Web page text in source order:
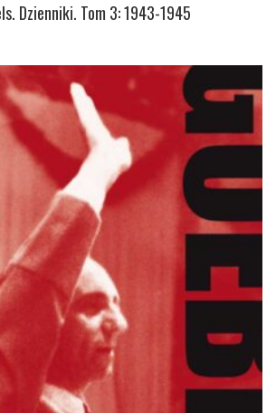
Dzienniki. Tom 3: 1943-1945